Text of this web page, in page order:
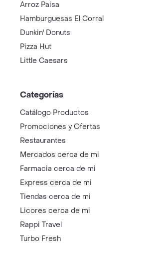
Arroz Paisa
Hamburguesas El Corral
Dunkin' Donuts
Pizza Hut
Little Caesars
Categorías
Catálogo Productos
Promociones y Ofertas
Restaurantes
Mercados cerca de mi
Farmacia cerca de mi
Express cerca de mi
Tiendas cerca de mi
Licores cerca de mi
Rappi Travel
Turbo Fresh